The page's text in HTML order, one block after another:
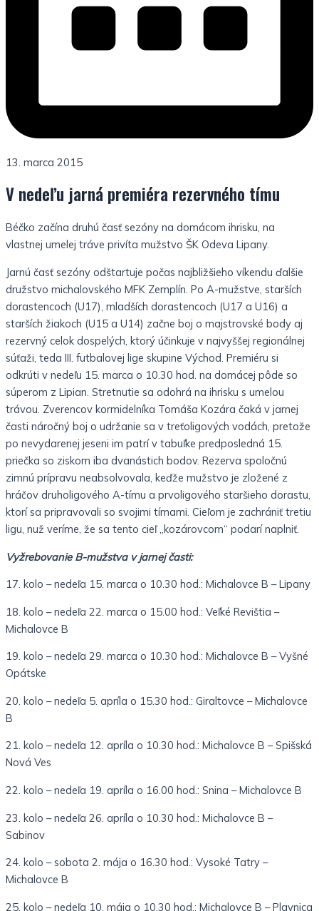
13. marca 2015
V nedeľu jarná premiéra rezervného tímu
Béčko začína druhú časť sezóny na domácom ihrisku, na
vlastnej umelej tráve privíta mužstvo ŠK Odeva Lipany.
Jarnú časť sezóny odštartuje počas najbližšieho víkendu ďalšie
družstvo michalovského MFK Zemplín. Po A-mužstve, starších
dorastencoch (U17), mladších dorastencoch (U17 a U16) a
starších žiakoch (U15 a U14) začne boj o majstrovské body aj
rezervný celok dospelých, ktorý účinkuje v najvyššej regionálnej
súťaži, teda III. futbalovej lige skupine Východ. Premiéru si
odkrúti v nedeľu 15. marca o 10.30 hod. na domácej pôde so
súperom z Lipian. Stretnutie sa odohrá na ihrisku s umelou
trávou. Zverencov kormidelníka Tomáša Kozára čaká v jarnej
časti náročný boj o udržanie sa v treťoligových vodách, pretože
po nevydarenej jeseni im patrí v tabuľke predposledná 15.
priečka so ziskom iba dvanástich bodov. Rezerva spoločnú
zimnú prípravu neabsolvovala, keďže mužstvo je zložené z
hráčov druholigového A-tímu a prvoligového staršieho dorastu,
ktorí sa pripravovali so svojimi tímami. Cieľom je zachrániť tretiu
ligu, nuž veríme, že sa tento cieľ „kozárovcom“ podarí naplniť.
Vyžrebovanie B-mužstva v jarnej časti:
17. kolo – nedeľa 15. marca o 10.30 hod.: Michalovce B – Lipany
18. kolo – nedeľa 22. marca o 15.00 hod.: Veľké Revištia –
Michalovce B
19. kolo – nedeľa 29. marca o 10.30 hod.: Michalovce B – Vyšné
Opátske
20. kolo – nedeľa 5. apríla o 15.30 hod.: Giraltovce – Michalovce
B
21. kolo – nedeľa 12. apríla o 10.30 hod.: Michalovce B – Spišská
Nová Ves
22. kolo – nedeľa 19. apríla o 16.00 hod.: Snina – Michalovce B
23. kolo – nedeľa 26. apríla o 10.30 hod.: Michalovce B –
Sabinov
24. kolo – sobota 2. mája o 16.30 hod.: Vysoké Tatry –
Michalovce B
25. kolo – nedeľa 10. mája o 10.30 hod.: Michalovce B – Plavnica